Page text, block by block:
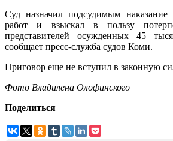
Суд назначил подсудимым наказание
работ и взыскал в пользу
представителей осужденных 45
сообщает пресс-служба судов Коми.
Приговор еще не вступил в законную
Фото Владилена Олофинского
Поделиться